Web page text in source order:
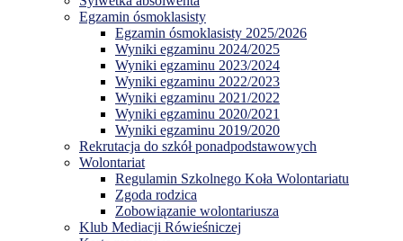
Egzamin ósmoklasisty
Egzamin ósmoklasisty 2025/2026
Wyniki egzaminu 2024/2025
Wyniki egzaminu 2023/2024
Wyniki egzaminu 2022/2023
Wyniki egzaminu 2021/2022
Wyniki egzaminu 2020/2021
Wyniki egzaminu 2019/2020
Rekrutacja do szkół ponadpodstawowych
Wolontariat
Regulamin Szkolnego Koła Wolontariatu
Zgoda rodzica
Zobowiązanie wolontariusza
Klub Mediacji Rówieśniczej